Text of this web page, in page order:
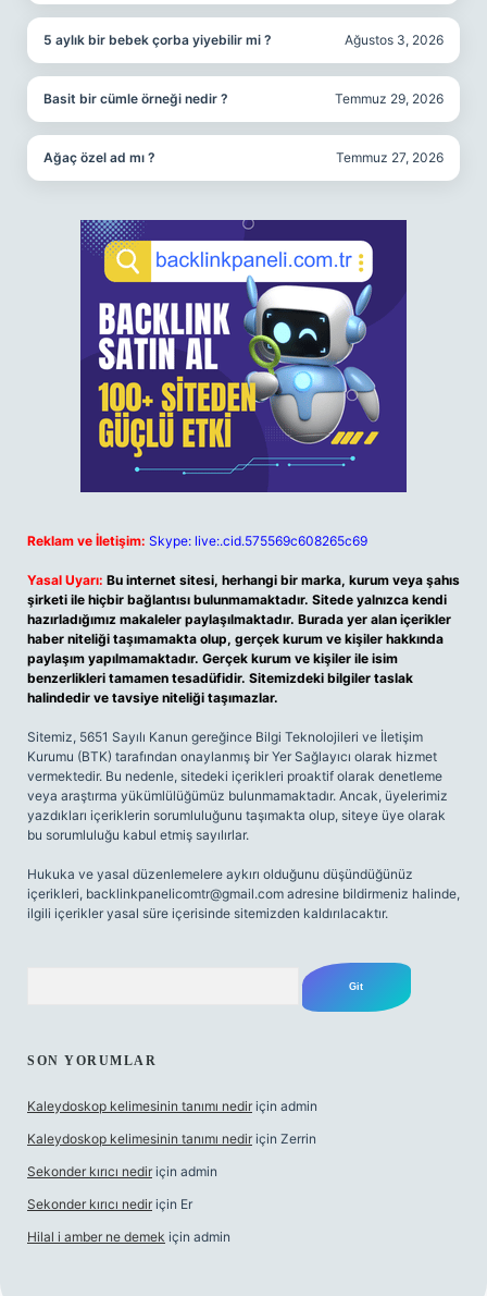
5 aylık bir bebek çorba yiyebilir mi ? Ağustos 3, 2026
Basit bir cümle örneği nedir ? Temmuz 29, 2026
Ağaç özel ad mı ? Temmuz 27, 2026
Reklam ve İletişim: Skype: live:.cid.575569c608265c69
Yasal Uyarı: Bu internet sitesi, herhangi bir marka, kurum veya şahıs
şirketi ile hiçbir bağlantısı bulunmamaktadır. Sitede yalnızca kendi
hazırladığımız makaleler paylaşılmaktadır. Burada yer alan içerikler
haber niteliği taşımamakta olup, gerçek kurum ve kişiler hakkında
paylaşım yapılmamaktadır. Gerçek kurum ve kişiler ile isim
benzerlikleri tamamen tesadüfidir. Sitemizdeki bilgiler taslak
halindedir ve tavsiye niteliği taşımazlar.
Sitemiz, 5651 Sayılı Kanun gereğince Bilgi Teknolojileri ve İletişim
Kurumu (BTK) tarafından onaylanmış bir Yer Sağlayıcı olarak hizmet
vermektedir. Bu nedenle, sitedeki içerikleri proaktif olarak denetleme
veya araştırma yükümlülüğümüz bulunmamaktadır. Ancak, üyelerimiz
yazdıkları içeriklerin sorumluluğunu taşımakta olup, siteye üye olarak
bu sorumluluğu kabul etmiş sayılırlar.
Hukuka ve yasal düzenlemelere aykırı olduğunu düşündüğünüz
içerikleri, backlinkpanelicomtr@gmail.com adresine bildirmeniz halinde,
ilgili içerikler yasal süre içerisinde sitemizden kaldırılacaktır.
SON YORUMLAR
Kaleydoskop kelimesinin tanımı nedir için admin
Kaleydoskop kelimesinin tanımı nedir için Zerrin
Sekonder kırıcı nedir için admin
Sekonder kırıcı nedir için Er
Hilal i amber ne demek için admin